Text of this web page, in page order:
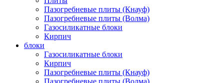
Пазогребневые плиты (Кнауф)
Пазогребневые плиты (Волма)
Газосиликатные блоки
Кирпич
блоки
Газосиликатные блоки
Кирпич
Пазогребневые плиты (Кнауф)
Пазогребневые плиты (Волма)